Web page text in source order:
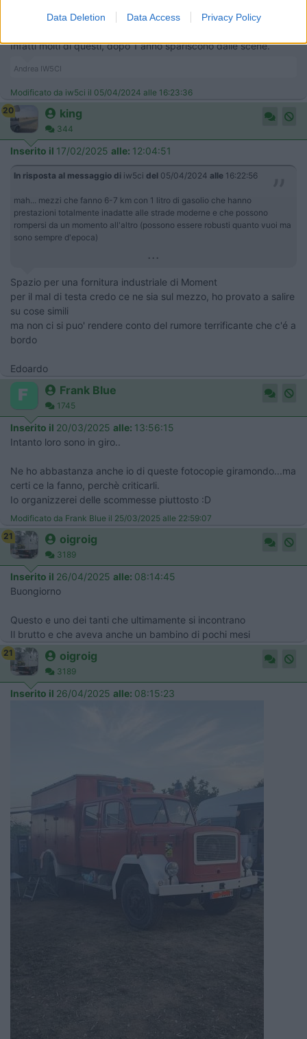
Data Deletion Data Access Privacy Policy
romantico, ma all'atto pratico credo che richieda un enorme
Infatti molti di questi, dopo 1 anno spariscono dalle scene.
Andrea IW5CI
Modificato da iw5ci il 05/04/2024 alle 16:23:36
20
king
344
Inserito il 17/02/2025 alle: 12:04:51
In risposta al messaggio di iw5ci del 05/04/2024 alle 16:22:56
mah... mezzi che fanno 6-7 km con 1 litro di gasolio che hanno
prestazioni totalmente inadatte alle strade moderne e che possono
rompersi da un momento all'altro (possono essere robusti quanto vuoi ma
sono sempre d'epoca)
...
Spazio per una fornitura industriale di Moment
per il mal di testa credo ce ne sia sul mezzo, ho provato a salire
su cose simili
ma non ci si puo' rendere conto del rumore terrificante che c'é a
bordo
Edoardo
Frank Blue
1745
Inserito il 20/03/2025 alle: 13:56:15
Intanto loro sono in giro..
Ne ho abbastanza anche io di queste fotocopie giramondo...ma
certi ce la fanno, perchè criticarli.
Io organizzerei delle scommesse piuttosto :D
Modificato da Frank Blue il 25/03/2025 alle 22:59:07
21
oigroig
3189
Inserito il 26/04/2025 alle: 08:14:45
Buongiorno
Questo e uno dei tanti che ultimamente si incontrano
Il brutto e che aveva anche un bambino di pochi mesi
21 oigroig
3189
Inserito il 26/04/2025 alle: 08:15:23